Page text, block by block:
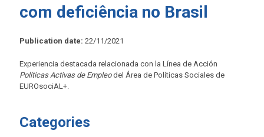
com deficiência no Brasil
Publication date: 22/11/2021
Experiencia destacada relacionada con la Línea de Acción
Políticas Activas de Empleodel Área de Políticas Sociales de
EUROsociAL+.
Categories